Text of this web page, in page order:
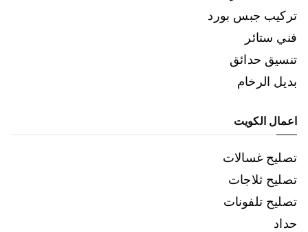
تركيب جبس بورد
فني ستائر
تنسيق حدائق
بديل الرخام
اعمال الكويت
تصليح غسالات
تصليح ثلاجات
تصليح تلفونات
حداد